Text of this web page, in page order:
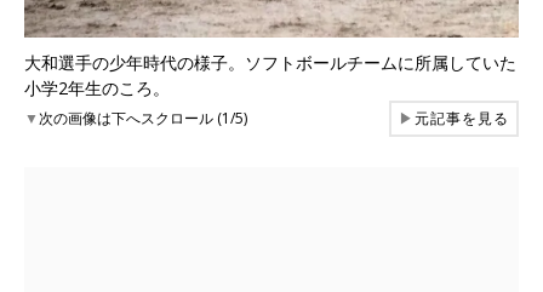
大和選手の少年時代の様子。ソフトボールチームに所属していた
小学2年生のころ。
▼次の画像は下へスクロール (1/5) ▶元記事を見る